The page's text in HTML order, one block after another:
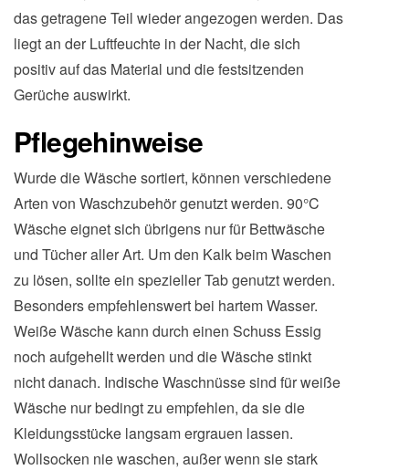
das getragene Teil wieder angezogen werden. Das
liegt an der Luftfeuchte in der Nacht, die sich
positiv auf das Material und die festsitzenden
Gerüche auswirkt.
Pflegehinweise
Wurde die Wäsche sortiert, können verschiedene
Arten von Waschzubehör genutzt werden. 90°C
Wäsche eignet sich übrigens nur für Bettwäsche
und Tücher aller Art. Um den Kalk beim Waschen
zu lösen, sollte ein spezieller Tab genutzt werden.
Besonders empfehlenswert bei hartem Wasser.
Weiße Wäsche kann durch einen Schuss Essig
noch aufgehellt werden und die Wäsche stinkt
nicht danach. Indische Waschnüsse sind für weiße
Wäsche nur bedingt zu empfehlen, da sie die
Kleidungsstücke langsam ergrauen lassen.
Wollsocken nie waschen, außer wenn sie stark